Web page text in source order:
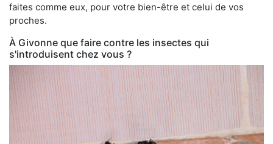
faites comme eux, pour votre bien-être et celui de vos
proches.
À Givonne que faire contre les insectes qui
s'introduisent chez vous ?